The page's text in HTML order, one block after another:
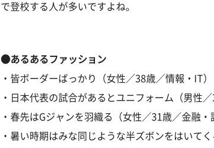
で登校する人が多いですよね。
●あるあるファッション
・皆ボーダーばっかり（女性／38歳／情報・IT）
・日本代表の試合があるとユニフォーム（男性／
・春先はGジャンを羽織る（女性／31歳／金融・
・暑い時期はみな同じような半ズボンをはいて